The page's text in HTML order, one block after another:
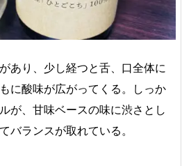
あり、少し経つと舌、口全体に
に酸味が広がってくる。しっか
が、甘味ベースの味に渋さとし
バランスが取れている。